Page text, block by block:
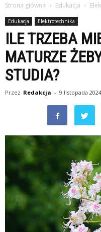
Strona główna Edukacja
Edukacja Elektrotechnika
ILE TRZEBA
MATURZE
STUDIA?
Przez Redakcja - 9 listopada 2024